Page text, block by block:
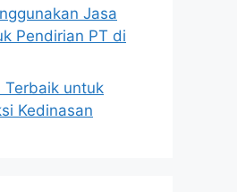
Jasa
Pendirian PT di
Terbaik untuk
Kedinasan